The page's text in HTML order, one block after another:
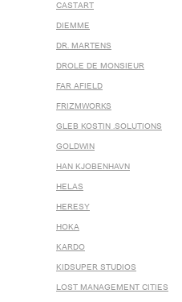
CASTART
DIEMME
DR. MARTENS
DROLE DE MONSIEUR
FAR AFIELD
FRIZMWORKS
GLEB KOSTIN .SOLUTIONS
GOLDWIN
HAN KJOBENHAVN
HELAS
HERESY
HOKA
KARDO
KIDSUPER STUDIOS
LOST MANAGEMENT CITIES